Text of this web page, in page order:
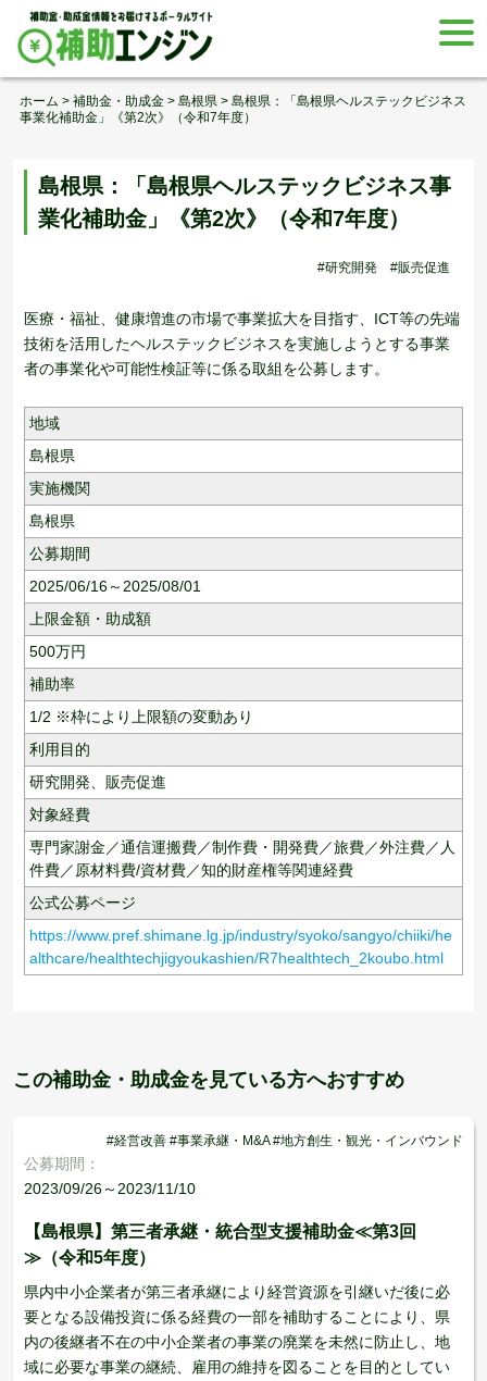
Skip
content
ホーム > 補助金・助成金 > 島根県 > 島根県：「島根県ヘルステックビジネス
事業化補助金」《第2次》（令和7年度）
島根県：「島根県ヘルステックビジネス事
業化補助金」《第2次》（令和7年度）
#研究開発 #販売促進
医療・福祉、健康増進の市場で事業拡大を目指す、ICT等の先端
技術を活用したヘルステックビジネスを実施しようとする事業
者の事業化や可能性検証等に係る取組を公募します。
地域
島根県
実施機関
島根県
公募期間
2025/06/16～2025/08/01
上限金額・助成額
500万円
補助率
1/2 ※枠により上限額の変動あり
利用目的
研究開発、 販売促進
対象経費
専門家謝金／通信運搬費／制作費・開発費／旅費／外注費／人
件費／原材料費/資材費／知的財産権等関連経費
公式公募ページ
https://www.pref.shimane.lg.jp/industry/syoko/sangyo/chiiki/he
althcare/healthtechjigyoukashien/R7healthtech_2koubo.html
この補助金・助成金を見ている方へおすすめ
#経営改善 #事業承継・M&A #地方創生・観光・インバウンド
公募期間：
2023/09/26～2023/11/10
【島根県】第三者承継・統合型支援補助金≪第3回
≫（令和5年度）
県内中小企業者が第三者承継により経営資源を引継いだ後に必
要となる設備投資に係る経費の一部を補助することにより、県
内の後継者不在の中小企業者の事業の廃業を未然に防止し、地
域に必要な事業の継続、雇用の維持を図ることを目的としてい